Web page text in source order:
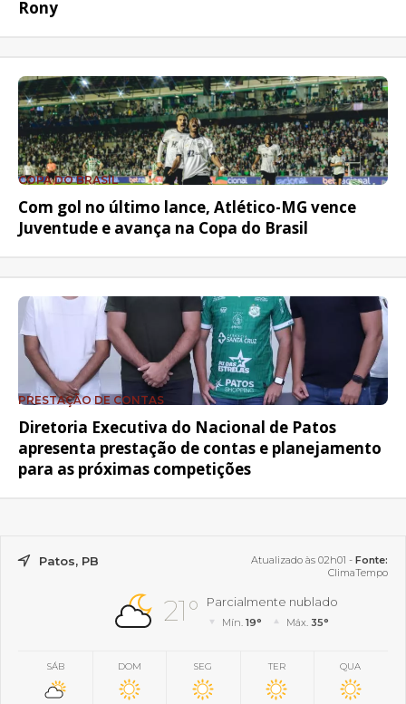
Rony
COPA DO BRASIL
Com gol no último lance, Atlético-MG vence
Juventude e avança na Copa do Brasil
PRESTAÇÃO DE CONTAS
Diretoria Executiva do Nacional de Patos
apresenta prestação de contas e planejamento
para as próximas competições
Patos, PB Atualizado às 02h01 - Fonte:
ClimaTempo
21° Parcialmente nublado
Mín.19° Máx. 35°
SÁB DOM SEG TER QUA